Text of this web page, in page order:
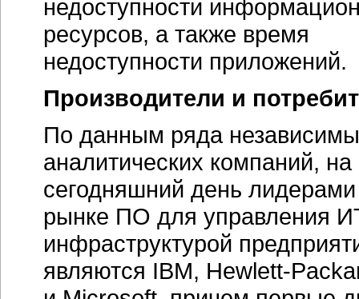
недоступности
ресурсов, а также время
недоступности приложений.
Производители и
По данным ряда
аналитических компаний, на
сегодняшний день
рынке ПО для управления
инфраструктурой
являются IBM, Hewlett-